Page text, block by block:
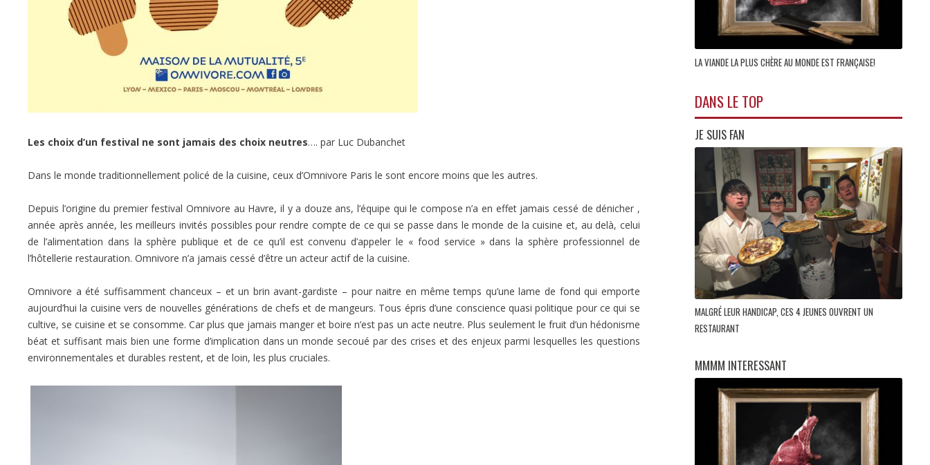
Les choix d’un festival ne sont jamais des choix neutres…. par Luc Dubanchet
Dans le monde traditionnellement policé de la cuisine, ceux d’Omnivore Paris le sont encore moins que les autres.
Depuis l’origine du premier festival Omnivore au Havre, il y a douze ans, l’équipe qui le compose n’a en effet jamais cessé de dénicher ,
année après année, les meilleurs invités possibles pour rendre compte de ce qui se passe dans le monde de la cuisine et, au delà, celui
de l’alimentation dans la sphère publique et de ce qu’il est convenu d’appeler le « food service » dans la sphère professionnel de
l’hôtellerie restauration. Omnivore n’a jamais cessé d’être un acteur actif de la cuisine.
Omnivore a été suffisamment chanceux – et un brin avant-gardiste – pour naitre en même temps qu’une lame de fond qui emporte
aujourd’hui la cuisine vers de nouvelles générations de chefs et de mangeurs. Tous épris d’une conscience quasi politique pour ce qui se
cultive, se cuisine et se consomme. Car plus que jamais manger et boire n’est pas un acte neutre. Plus seulement le fruit d’un hédonisme
béat et suffisant mais bien une forme d’implication dans un monde secoué par des crises et des enjeux parmi lesquelles les questions
environnementales et durables restent, et de loin, les plus cruciales.
LA VIANDE LA PLUS CHÈRE AU MONDE EST FRANÇAISE!
DANS LE TOP
JE SUIS FAN
MALGRÉ LEUR HANDICAP, CES 4 JEUNES OUVRENT UN
RESTAURANT
MMMM INTERESSANT